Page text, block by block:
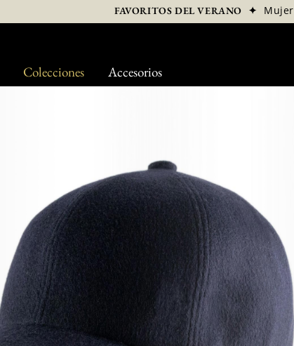
Colecciones Accesorios
FAVORITOS DEL VERANO ✦ Mujer